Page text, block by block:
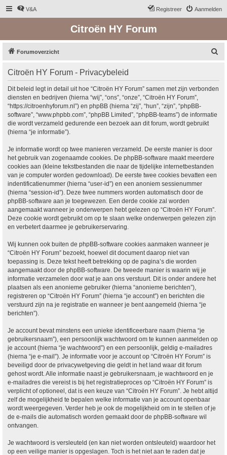
V&A Aanmelden
Registreer
Citroën HY Forum
Forumoverzicht
Citroën HY Forum - Privacybeleid
Dit beleid legt in detail uit hoe “Citroën HY Forum” samen met zijn verbonden
diensten en bedrijven (hierna “wij”, “ons”, “onze”, “Citroën HY Forum”,
“https://citroenhyforum.nl”) en phpBB (hierna “zij”, “hun”, “zijn”, “phpBB-
software”, “www.phpbb.com”, “phpBB Limited”, “phpBB-teams”) de informatie
die wordt verzameld gedurende een bezoek aan dit forum, wordt gebruikt
(hierna “je informatie”).
Je informatie wordt op twee manieren verzameld. De eerste manier is door
het gebruik van zogenaamde cookies. De phpBB-software maakt meerdere
cookies aan (kleine tekstbestanden die naar de tijdelijke internetbestanden
van je computer worden gedownload). De eerste twee cookies bevatten een
indentificatienummer (hierna “user-id”) en een anoniem sessienummer
(hierna “session-id”). Deze twee nummers worden automatisch door de
phpBB-software aan je toegewezen. Een derde cookie zal worden
aangemaakt wanneer je onderwerpen hebt gelezen op “Citroën HY Forum”.
Deze cookie wordt gebruikt om op te slaan welke onderwerpen gelezen zijn
en verbetert daarmee je gebruikerservaring.
Wij kunnen ook buiten de phpBB-software cookies aanmaken wanneer je
“Citroën HY Forum” bezoekt, hoewel dit document daarop niet van
toepassing is. Deze tekst heeft betrekking op de pagina’s die worden
aangemaakt door de phpBB-software. De tweede manier is waarin wij je
informatie verzamelen door wat je aan ons verstuurt. Dit is onder andere het
plaatsen als een anonieme gebruiker (hierna “anonieme berichten”),
registreren op “Citroën HY Forum” (hierna “je account”) en berichten die
verstuurd zijn na je registratie en wanneer je bent aangemeld (hierna “je
berichten”).
Je account bevat minstens een unieke identificeerbare naam (hierna “je
gebruikersnaam”), een persoonlijk wachtwoord om te kunnen aanmelden op
je account (hierna “je wachtwoord”) en een persoonlijk, geldig e-mailadres
(hierna “je e-mail”). Je informatie voor je account op “Citroën HY Forum” is
beveiligd door de privacywetgeving die geldt in het land waar dit forum
gehost wordt. Alle informatie naast je gebruikersnaam, je wachtwoord en je
e-mailadres die vereist is bij het registratieproces op “Citroën HY Forum” is
verplicht of optioneel, dat is een keuze van “Citroën HY Forum”. Je hebt altijd
zelf de mogelijkheid te bepalen welke informatie van je account openbaar
wordt weergegeven. Verder heb je ook de mogelijkheid om in te stellen of je
de e-mails die automatisch worden gemaakt door de phpBB-software wil
ontvangen.
Je wachtwoord is versleuteld (en kan niet worden ontsleuteld) waardoor het
op een veilige manier is opgeslagen. Toch is het niet aan te raden dat je